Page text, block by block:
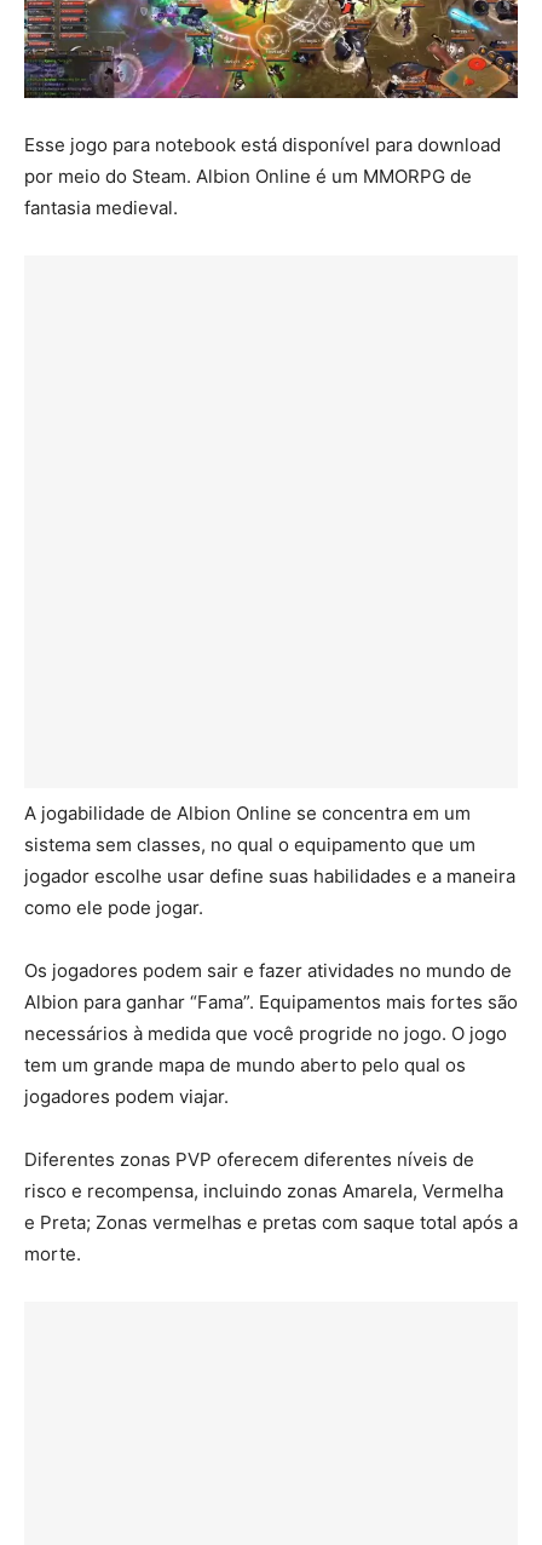
Esse jogo para notebook está disponível para download
por meio do Steam. Albion Online é um MMORPG de
fantasia medieval.
A jogabilidade de Albion Online se concentra em um
sistema sem classes, no qual o equipamento que um
jogador escolhe usar define suas habilidades e a maneira
como ele pode jogar.
Os jogadores podem sair e fazer atividades no mundo de
Albion para ganhar “Fama”. Equipamentos mais fortes são
necessários à medida que você progride no jogo. O jogo
tem um grande mapa de mundo aberto pelo qual os
jogadores podem viajar.
Diferentes zonas PVP oferecem diferentes níveis de
risco e recompensa, incluindo zonas Amarela, Vermelha
e Preta; Zonas vermelhas e pretas com saque total após a
morte.